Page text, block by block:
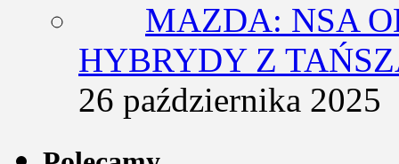
MAZDA: NSA
HYBRYDY Z
26 października 2025